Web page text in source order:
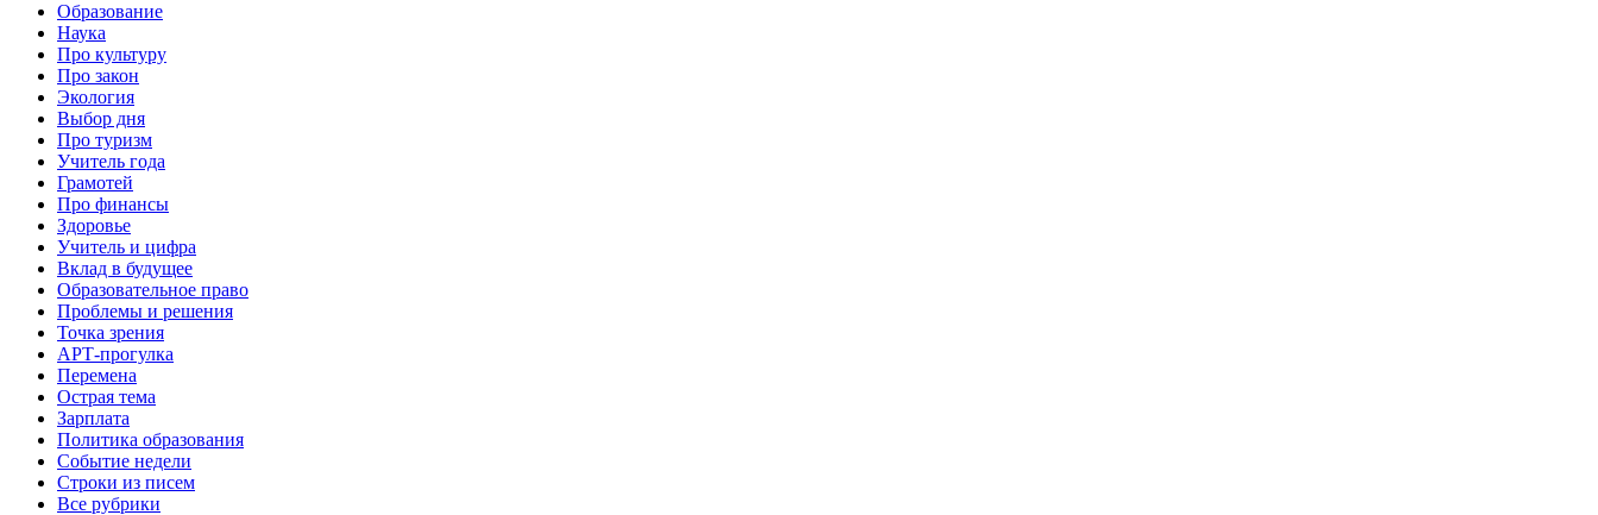
Образование
Наука
Про культуру
Про закон
Экология
Выбор дня
Про туризм
Учитель года
Грамотей
Про финансы
Здоровье
Учитель и цифра
Вклад в будущее
Образовательное право
Проблемы и решения
Точка зрения
АРТ-прогулка
Перемена
Острая тема
Зарплата
Политика образования
Событие недели
Строки из писем
Все рубрики